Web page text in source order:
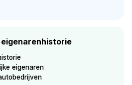
eigenaren